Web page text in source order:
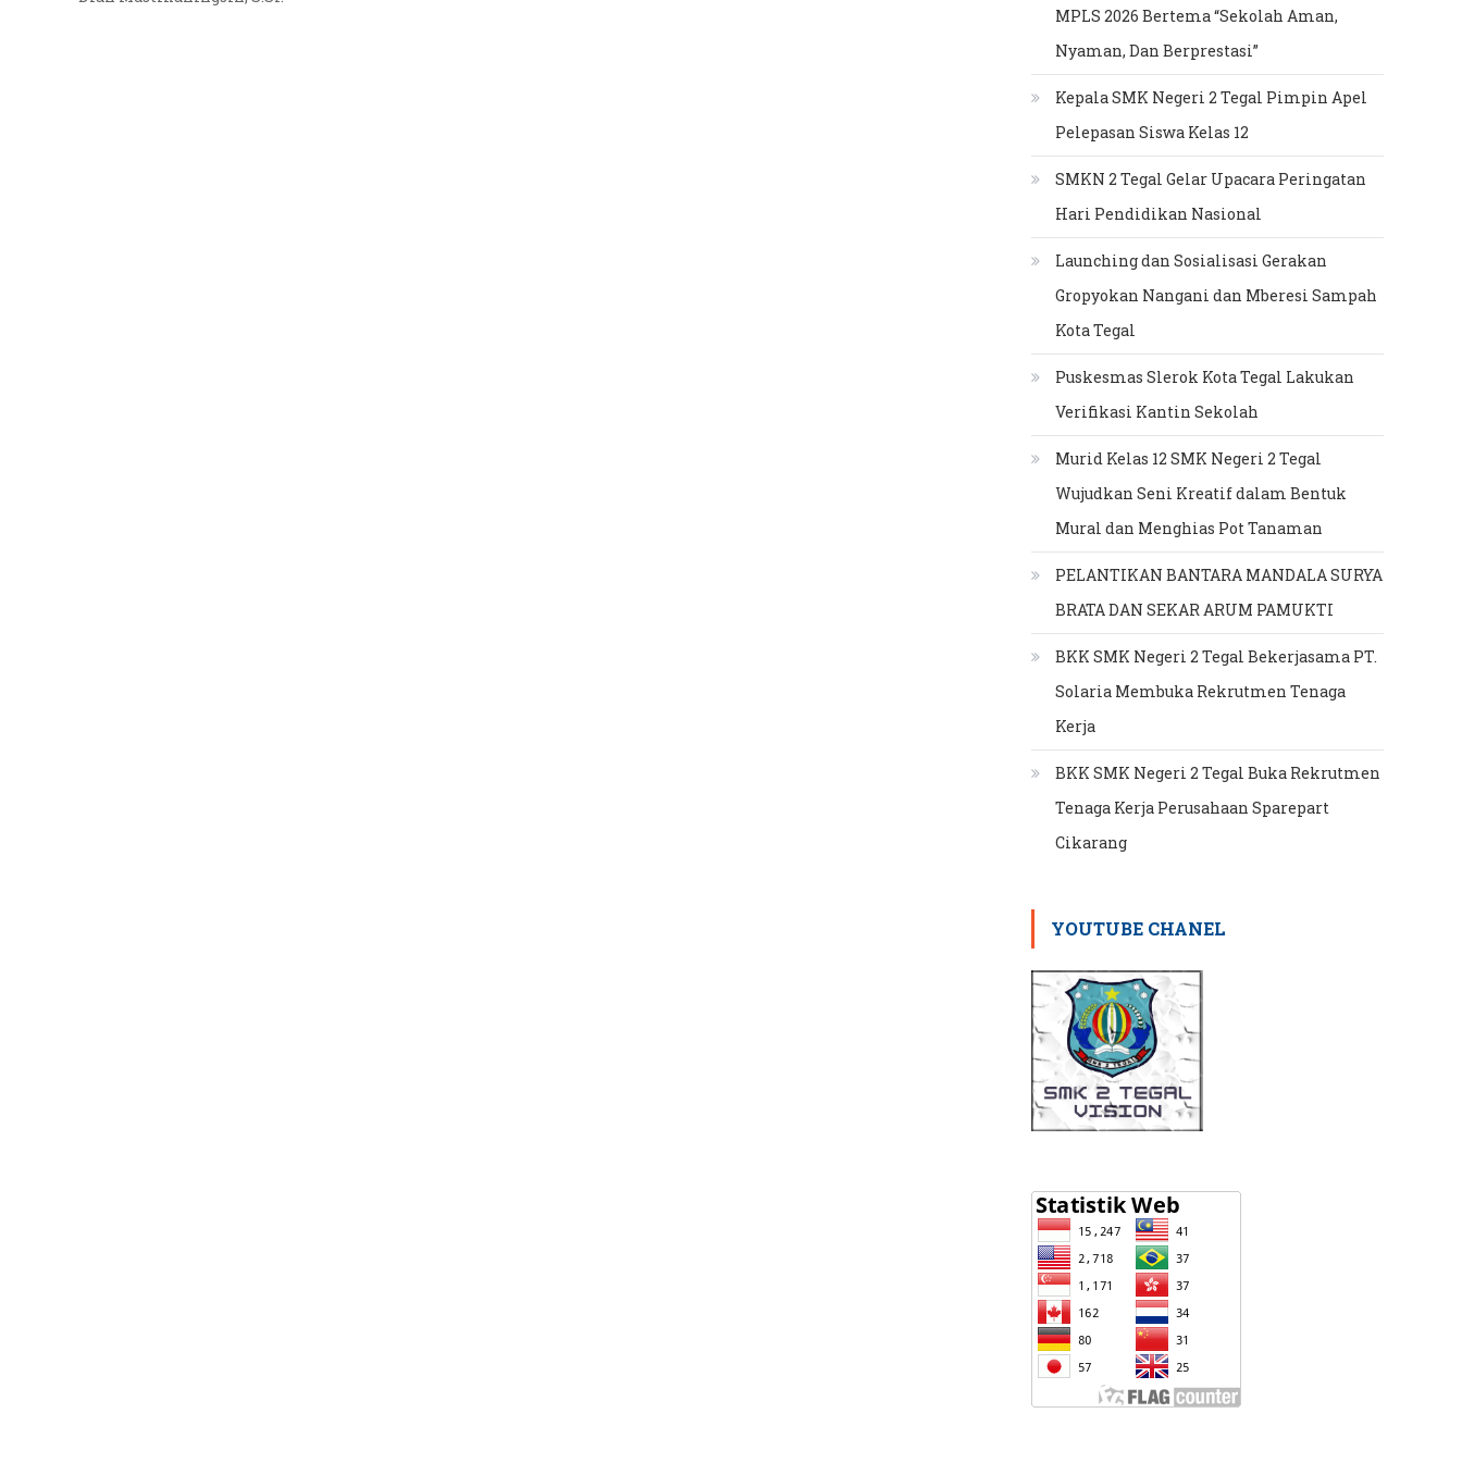
MPLS 2026 Bertema “Sekolah Aman,
Nyaman, Dan Berprestasi”
Kepala SMK Negeri 2 Tegal Pimpin Apel
Pelepasan Siswa Kelas 12
SMKN 2 Tegal Gelar Upacara Peringatan
Hari Pendidikan Nasional
Launching dan Sosialisasi Gerakan
Gropyokan Nangani dan Mberesi Sampah
Kota Tegal
Puskesmas Slerok Kota Tegal Lakukan
Verifikasi Kantin Sekolah
Murid Kelas 12 SMK Negeri 2 Tegal
Wujudkan Seni Kreatif dalam Bentuk
Mural dan Menghias Pot Tanaman
PELANTIKAN BANTARA MANDALA SURYA
BRATA DAN SEKAR ARUM PAMUKTI
BKK SMK Negeri 2 Tegal Bekerjasama PT.
Solaria Membuka Rekrutmen Tenaga
Kerja
BKK SMK Negeri 2 Tegal Buka Rekrutmen
Tenaga Kerja Perusahaan Sparepart
Cikarang
YOUTUBE CHANEL